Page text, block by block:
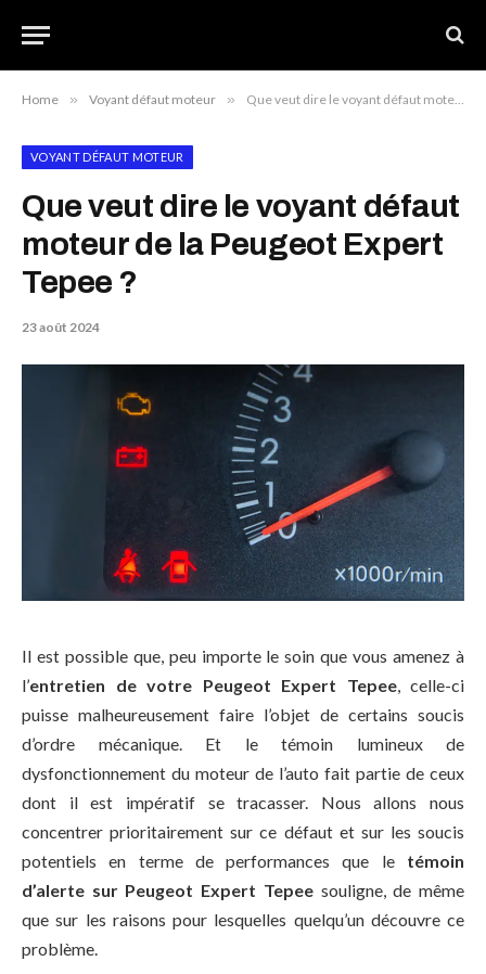
Home » Voyant défaut moteur » Que veut dire le voyant défaut moteur de la Peugeot Expert Tepee ?
VOYANT DÉFAUT MOTEUR
Que veut dire le voyant défaut
moteur de la Peugeot Expert
Tepee ?
23 août 2024
Il est possible que, peu importe le soin que vous amenez à
l’entretien de votre Peugeot Expert Tepee, celle-ci
puisse malheureusement faire l’objet de certains soucis
d’ordre mécanique. Et le témoin lumineux de
dysfonctionnement du moteur de l’auto fait partie de ceux
dont il est impératif se tracasser. Nous allons nous
concentrer prioritairement sur ce défaut et sur les soucis
potentiels en terme de performances que le témoin
d’alerte sur Peugeot Expert Tepeesouligne, de même
que sur les raisons pour lesquelles quelqu’un découvre ce
problème.